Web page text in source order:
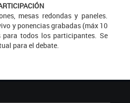
mesas redondas y paneles.
y ponencias grabadas (máx 10
para todos los participantes. Se
para el debate.